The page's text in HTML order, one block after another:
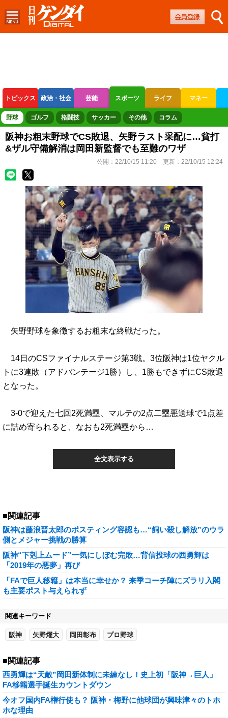
トピックス 政治・社会 芸能 スポーツ ライフ マネー
ボートレース 競輪 オートレース
野球 ゴルフ 格闘技 サッカー その他 コラム
阪神お粗末野球でCS敗退、矢野ラスト采配に…貧打
&ザル守備解消は岡田新監督でも至難のワザ
公開： 22/10/15 11:20 更新： 22/10/15 12:24
矢野野球を象徴するお粗末な終戦だった。
14日のCSファイナルステージ第3戦。3位阪神は1位ヤクル
トに3連敗（アドバンテージ1勝）し、1勝もできずにCS敗退
となった。
3-0で迎えた七回2死満塁、マルテの2点二塁悪送球で1点差
に詰め寄られると、なおも2死満塁から…
全文表示する
■関連記事
阪神は藤浪晋太郎のポスティング容認も…“飼い殺し解放”のウラ
側とメジャー挑戦の勝算
阪神“下剋上ムード”一気にしぼむ完敗…背信投球の西勇輝は
「2019年の悪夢」再び
「FAで巨人移籍」は本当に幸せか？ 来季コーチ陣にズラリ入閣
も主要ポスト与えられず
関連キーワード
阪神 矢野燿大 岡田彰布 プロ野球
■関連記事
西勇輝は“天敵”岡田新体制に未練なし！史上初「阪神→巨人」
FA移籍選手誕生カウントダウン
今オフ国内FA権行使も？ 阪神・梅野に他球団が興味津々のトホ
ホな理由